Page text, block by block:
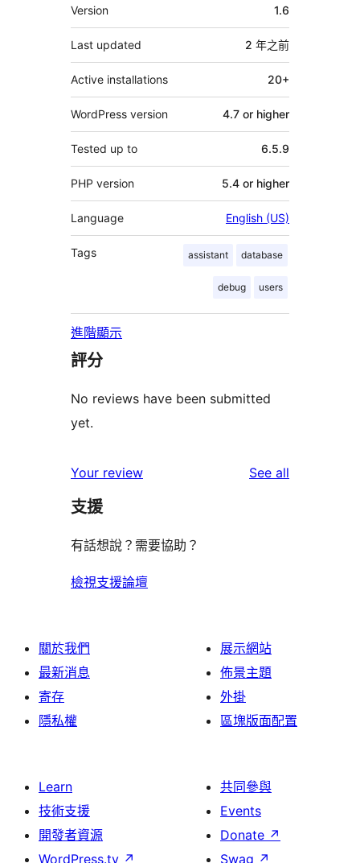
它
Version 1.6
Last updated 2 年之前
Active installations 20+
WordPress version 4.7 or higher
Tested up to 6.5.9
PHP version 5.4 or higher
Language English (US)
Tags assistant database
debug users
進階顯示
評分
No reviews have been submitted
yet.
Your review See all
支援
有話想說？需要協助？
檢視支援論壇
關於我們
最新消息
寄存
隱私權
展示網站
佈景主題
外掛
區塊版面配置
Learn
技術支援
開發者資源
WordPress.tv ↗
共同參與
Events
Donate ↗
Swag ↗